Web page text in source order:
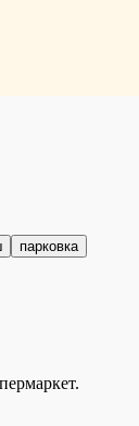
парковка